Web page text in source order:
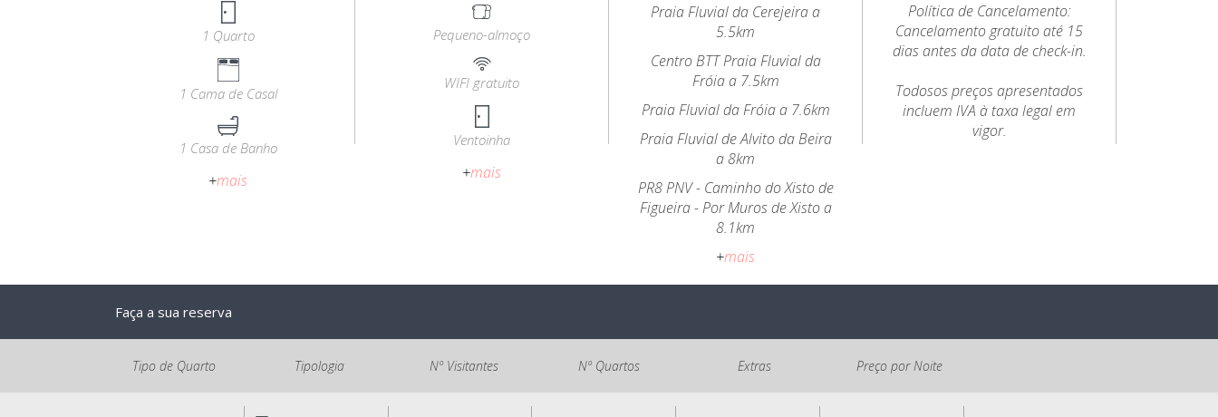
1 Quarto
1 Cama de Casal
1 Casa de Banho
+mais
Pequeno-almoço
WIFI gratuito
Ventoinha
+mais
Praia Fluvial da Cerejeira a
5.5km
Centro BTT Praia Fluvial da
Fróia a 7.5km
Praia Fluvial da Fróia a 7.6km
Praia Fluvial de Alvito da Beira
a 8km
PR8 PNV - Caminho do Xisto de
Figueira - Por Muros de Xisto a
8.1km
+mais
Política de Cancelamento:
Cancelamento gratuito até 15
dias antes da data de check-in.
Todosos preços apresentados
incluem IVA à taxa legal em
vigor.
Faça a sua reserva
Tipo de Quarto Tipologia Nº Visitantes Nº Quartos Extras Preço por Noite